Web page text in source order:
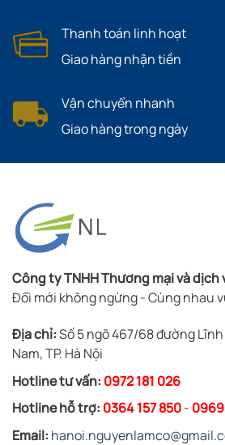
Thanh toán linh hoạt
Giao hàng nhận tiền
Vận chuyển nhanh
Giao hàng trong ngày
Công ty TNHH Thương mại và dịch
Đổi mới không ngừng - Cùng nhau
Địa chỉ:Số 5 ngõ 467/68 đường
Nam, TP. Hà Nội
Hotline tư vấn: 0972 181 026
Hotline hỗ trợ: 0364 157 850- 0969
Email: